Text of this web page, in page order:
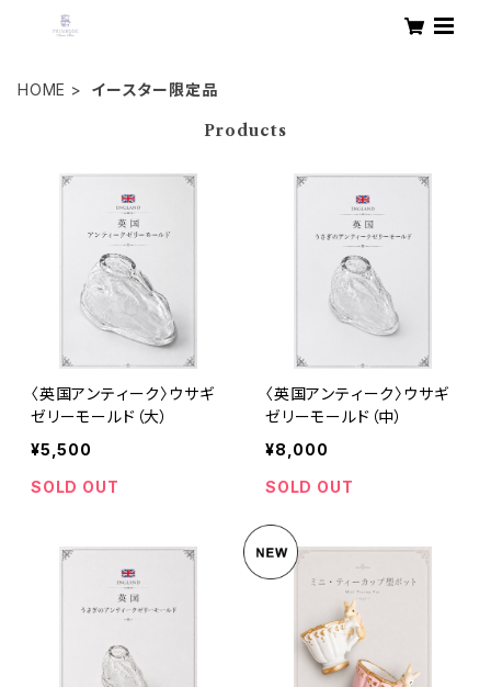
HOME イースター限定品
Products
〈英国アンティーク〉ウサギ
ゼリーモールド（大）
¥5,500
SOLD OUT
〈英国アンティーク〉ウサギ
ゼリーモールド（中）
¥8,000
SOLD OUT